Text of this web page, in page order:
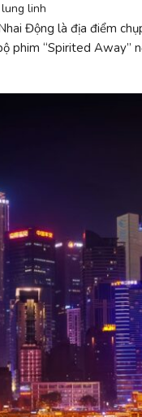
linh
Động là địa điểm
phim “Spirited Away”